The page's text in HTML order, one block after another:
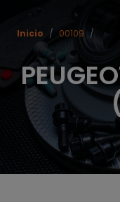
Inicio / 00109 /